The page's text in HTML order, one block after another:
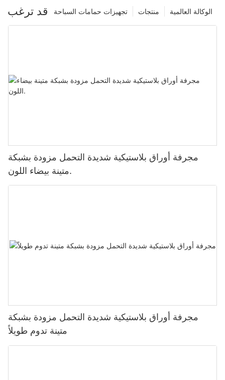
قد ترغب الوكالة العالمية منتجات تجهيزات حمامات السباحة
مجرفة أوراق بلاستيكية شديدة التحمل مزودة بشبكة
متينة بيضاء اللون.
مجرفة أوراق بلاستيكية شديدة التحمل مزودة بشبكة
متينة تدوم طويلاً